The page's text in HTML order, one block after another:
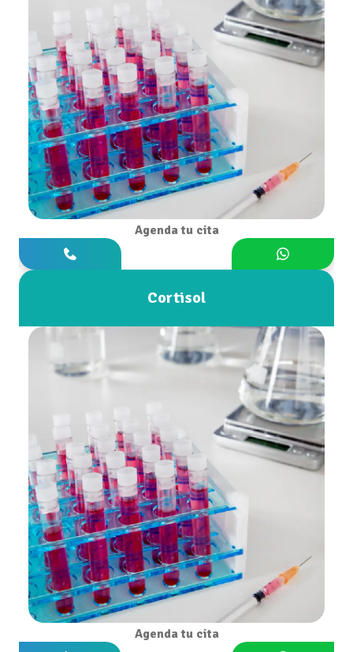
Agenda tu cita
Cortisol
Agenda tu cita